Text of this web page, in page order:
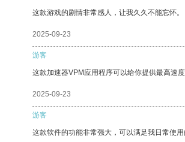
这款游戏的剧情非常感人，让我久久不能忘怀。
2025-09-23
游客
这款加速器VPM应用程序可以给你提供最高速
2025-09-23
游客
这款软件的功能非常强大，可以满足我日常使用